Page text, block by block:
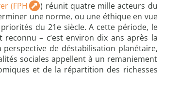
(FPH
) réunit quatre mille acteurs du
une norme, ou une éthique en vue
du 21e siècle. A cette période, le
– c’est environ dix ans après la
de déstabilisation planétaire,
sociales appellent à un remaniement
et de la répartition des richesses